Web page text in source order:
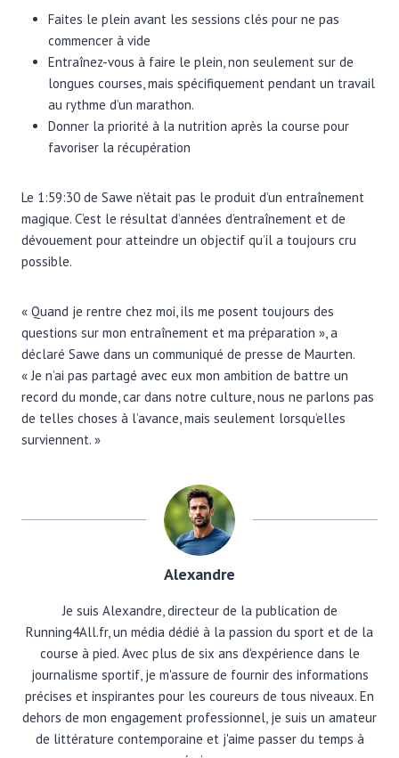
Faites le plein avant les sessions clés pour ne pas
commencer à vide
Entraînez-vous à faire le plein, non seulement sur de
longues courses, mais spécifiquement pendant un travail
au rythme d’un marathon.
Donner la priorité à la nutrition après la course pour
favoriser la récupération
Le 1:59:30 de Sawe n’était pas le produit d’un entraînement
magique. C’est le résultat d’années d’entraînement et de
dévouement pour atteindre un objectif qu’il a toujours cru
possible.
« Quand je rentre chez moi, ils me posent toujours des
questions sur mon entraînement et ma préparation », a
déclaré Sawe dans un communiqué de presse de Maurten.
« Je n’ai pas partagé avec eux mon ambition de battre un
record du monde, car dans notre culture, nous ne parlons pas
de telles choses à l’avance, mais seulement lorsqu’elles
surviennent. »
Alexandre
Je suis Alexandre, directeur de la publication de
Running4All.fr, un média dédié à la passion du sport et de la
course à pied. Avec plus de six ans d'expérience dans le
journalisme sportif, je m'assure de fournir des informations
précises et inspirantes pour les coureurs de tous niveaux. En
dehors de mon engagement professionnel, je suis un amateur
de littérature contemporaine et j'aime passer du temps à